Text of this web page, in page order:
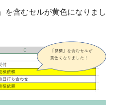
含むセルが黄色になりまし